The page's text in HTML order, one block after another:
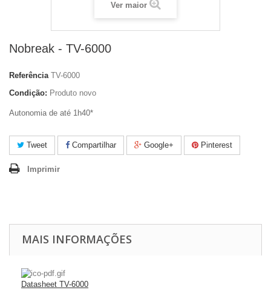
Ver maior
Nobreak - TV-6000
Referência TV-6000
Condição: Produto novo
Autonomia de até 1h40*
Tweet Compartilhar Google+ Pinterest
Imprimir
MAIS INFORMAÇÕES
Datasheet TV-6000